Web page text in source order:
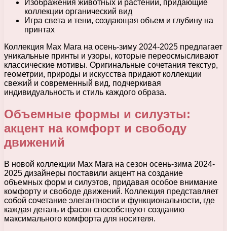
Изображения животных и растений, придающие
коллекции органический вид
Игра света и тени, создающая объем и глубину на
принтах
Коллекция Max Mara на осень-зиму 2024-2025 предлагает
уникальные принты и узоры, которые переосмысливают
классические мотивы. Оригинальные сочетания текстур,
геометрии, природы и искусства придают коллекции
свежий и современный вид, подчеркивая
индивидуальность и стиль каждого образа.
Объемные формы и силуэты:
акцент на комфорт и свободу
движений
В новой коллекции Max Mara на сезон осень-зима 2024-
2025 дизайнеры поставили акцент на создание
объемных форм и силуэтов, придавая особое внимание
комфорту и свободе движений. Коллекция представляет
собой сочетание элегантности и функциональности, где
каждая деталь и фасон способствуют созданию
максимального комфорта для носителя.